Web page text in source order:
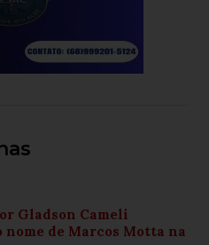
Gladson Cameli
nome de Marcos Motta na